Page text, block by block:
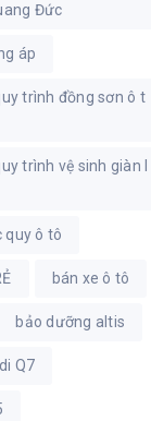
Đức
áp
trình đồng sơn ô t
trình vệ sinh giàn l
quy ô tô
bán xe ô tô
bảo dưỡng altis
Q7